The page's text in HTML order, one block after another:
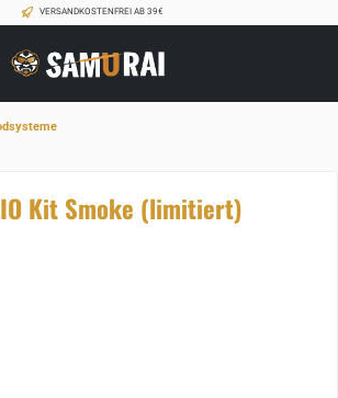
VERSANDKOSTENFREI AB 39€
Kit Smoke (limitiert)